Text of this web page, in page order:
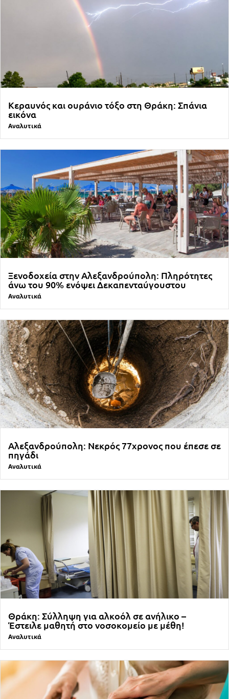
Κεραυνός και ουράνιο τόξο στη Θράκη: Σπάνια
εικόνα
Αναλυτικά
Ξενοδοχεία στην Αλεξανδρούπολη: Πληρότητες
άνω του 90% ενόψει Δεκαπενταύγουστου
Αναλυτικά
Αλεξανδρούπολη: Νεκρός 77χρονος που έπεσε σε
πηγάδι
Αναλυτικά
Θράκη: Σύλληψη για αλκοόλ σε ανήλικο –
Έστειλε μαθητή στο νοσοκομείο με μέθη!
Αναλυτικά